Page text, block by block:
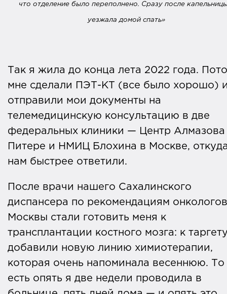
что отделение было переполнено. Сразу после
уезжала домой спать»
Так я жила до конца лета 2022 года.
мне сделали ПЭТ-КТ (все было хорошо)
отправили мои документы на
телемедицинскую консультацию в две
федеральных клиники — Центр Алмазова
Питере и НМИЦ Блохина в Москве,
нам быстрее ответили.
После врачи нашего Сахалинского
диспансера по рекомендациям
Москвы стали готовить меня к
трансплантации костного мозга: к
добавили новую линию химиотерапии,
которая очень напоминала весеннюю. То
есть опять я две недели проводила в